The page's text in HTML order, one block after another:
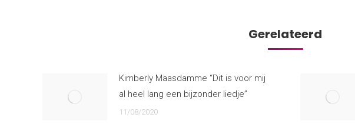
Gerelateerd
Kimberly Maasdamme “Dit is voor mij
al heel lang een bijzonder liedje”
11/08/2020